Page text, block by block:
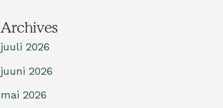
Archives
juuli 2026
juuni 2026
mai 2026